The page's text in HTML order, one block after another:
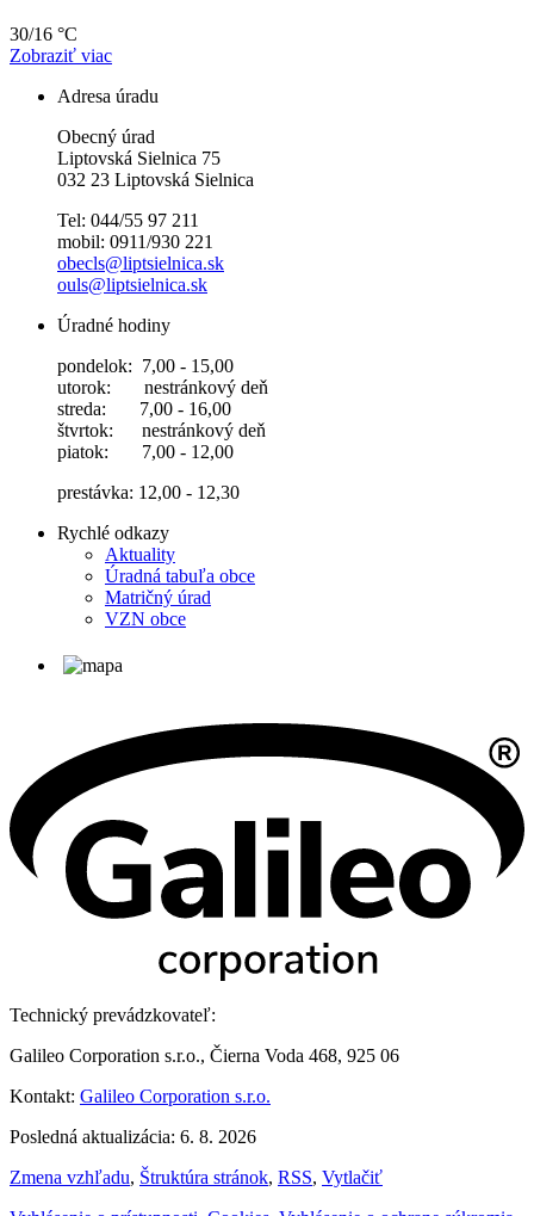
30/16 °C
Zobraziť viac
Adresa úradu
Obecný úrad
Liptovská Sielnica 75
032 23 Liptovská Sielnica
Tel: 044/55 97 211
mobil: 0911/930 221
obecls@liptsielnica.sk
ouls@liptsielnica.sk
Úradné hodiny
pondelok: 7,00 - 15,00
utorok: nestránkový deň
streda: 7,00 - 16,00
štvrtok: nestránkový deň
piatok: 7,00 - 12,00
prestávka: 12,00 - 12,30
Rychlé odkazy
Aktuality
Úradná tabuľa obce
Matričný úrad
VZN obce
Technický prevádzkovateľ:
Galileo Corporation s.r.o., Čierna Voda 468, 925 06
Kontakt: Galileo Corporation s.r.o.
Posledná aktualizácia: 6. 8. 2026
Zmena vzhľadu, Štruktúra stránok, RSS, Vytlačiť